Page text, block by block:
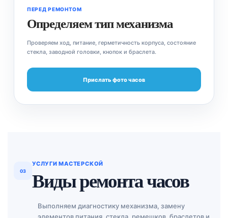
ПЕРЕД РЕМОНТОМ
Определяем тип механизма
Проверяем ход, питание, герметичность корпуса, состояние
стекла, заводной головки, кнопок и браслета.
Прислать фото часов
03
УСЛУГИ МАСТЕРСКОЙ
Виды ремонта часов
Выполняем диагностику механизма, замену